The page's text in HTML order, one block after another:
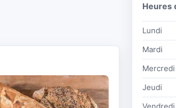
Heures
Lundi
Mardi
Mercredi
Jeudi
Vendredi